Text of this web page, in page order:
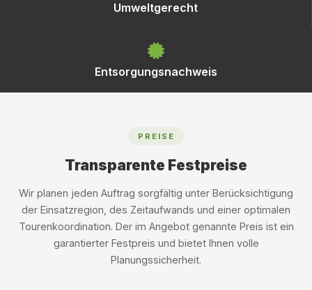
Umweltgerecht
Entsorgungsnachweis
PREISE
Transparente Festpreise
Wir planen jeden Auftrag sorgfältig unter Berücksichtigung
der Einsatzregion, des Zeitaufwands und einer optimalen
Tourenkoordination. Der im Angebot genannte Preis ist ein
garantierter Festpreis und bietet Ihnen volle
Planungssicherheit.